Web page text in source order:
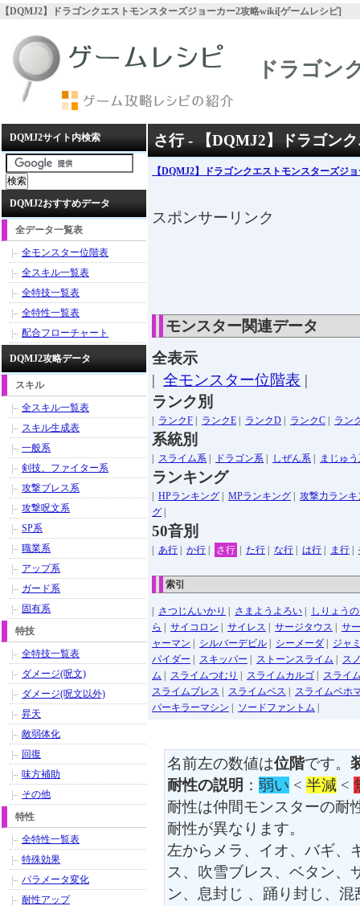
【DQMJ2】ドラゴンクエストモンスターズジョーカー2攻略wiki[ゲームレシピ]
ドラゴン
さ行 - 【DQMJ2】ドラゴン
【DQMJ2】ドラゴンクエストモンスターズジ
スポンサーリンク
モンスター関連データ
全表示
| 全モンスター位階表 |
ランク別
ランクF ランクE ランクD ランクC ラン
系統別
スライム系 ドラゴン系 しぜん系 まじゅ
ランキング
HPランキング MPランキング
攻撃力ランキ
グ
50音別
あ行 か行 さ行 た行 な行 は行 ま行
索引
さつじんいかり さまようよろい
しりょう
ら
サイコロン サイレス サージタウス
サ
ャーマン
シルバーデビル シーメーダ
ジャ
パイダー
スキッパー ストーンスライム
ス
ム
スライムつむり スライムカルゴ
スライ
スライムブレス
スライムベス
スライムベホ
パーキラーマシン
ソードファントム
名前左の数値は位階です。
耐性の説明 ： 弱い < 半減 <
耐性は仲間モンスターの耐
耐性が異なります。
左からメラ、イオ、バギ、
ス、吹雪ブレス、ベタン、
ン、息封じ 、踊り封じ、
DQMJ2サイト内検索
DQMJ2おすすめデータ
全データ一覧表
全モンスター位階表
全スキル一覧表
全特技一覧表
全特性一覧表
配合フローチャート
DQMJ2攻略データ
スキル
全スキル一覧表
スキル生成表
一般系
剣技、ファイター系
攻撃ブレス系
攻撃呪文系
SP系
職業系
アップ系
ガード系
固有系
特技
全特技一覧表
ダメージ(呪文)
ダメージ(呪文以外)
昇天
敵弱体化
回復
味方補助
その他
特性
全特性一覧表
特殊効果
パラメータ変化
耐性アップ